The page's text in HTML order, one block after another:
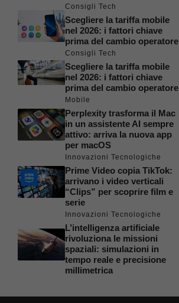
Consigli Tech
Scegliere la tariffa mobile
nel 2026: i fattori chiave
prima del cambio operatore
Consigli Tech
Scegliere la tariffa mobile
nel 2026: i fattori chiave
prima del cambio operatore
Mobile
Perplexity trasforma il Mac
in un assistente AI sempre
attivo: arriva la nuova app
per macOS
Innovazioni Tecnologiche
Prime Video copia TikTok:
arrivano i video verticali
“Clips” per scoprire film e
serie
Innovazioni Tecnologiche
L’intelligenza artificiale
rivoluziona le missioni
spaziali: simulazioni in
tempo reale e precisione
millimetrica